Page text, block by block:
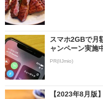
スマホ2GBで月
ャンペーン実施
PR(IIJmio)
【2023年8月版